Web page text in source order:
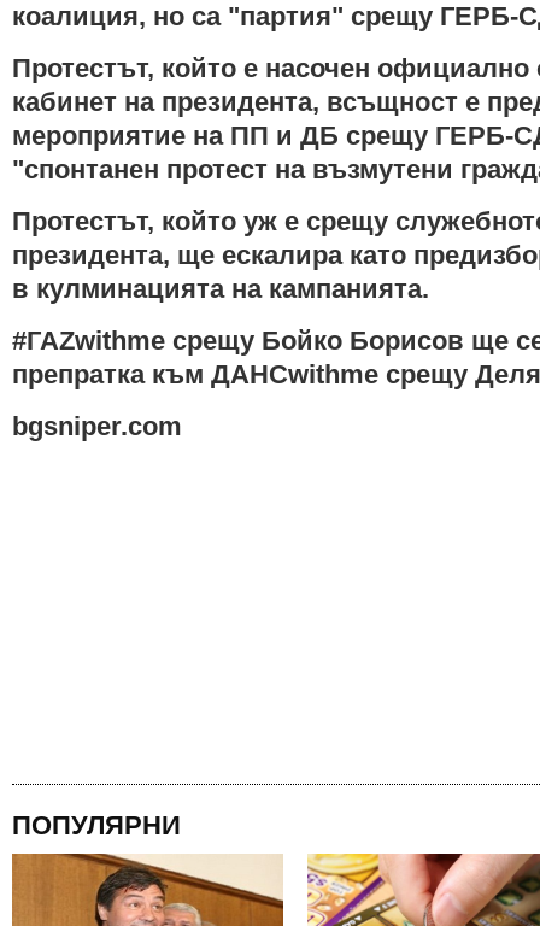
коалиция, но са "партия" срещу
Протестът, който е насочен
кабинет на президента, всъщност е
мероприятие на ПП и ДБ срещу ГЕРБ-
"спонтанен протест на възмутени
Протестът, който уж е срещу
президента, ще ескалира като
в кулминацията на кампанията.
#ГАZwithme срещу Бойко Борисов ще
препратка към ДАНСwithme срещу
bgsniper.com
ПОПУЛЯРНИ